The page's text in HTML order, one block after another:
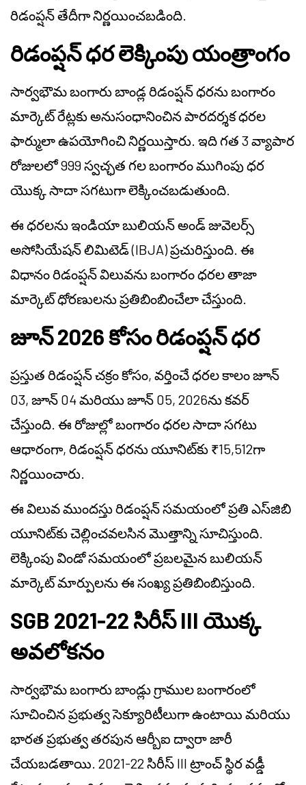
రిడంప్షన్ తేదీగా నిర్ణయించబడింది.
రిడంప్షన్ ధర లెక్కింపు యంత్రాంగం
సార్వభౌమ బంగారు బాండ్ల రిడంప్షన్ ధరను బంగారం
మార్కెట్ రేట్లకు అనుసంధానించిన పారదర్శక ధరల
ఫార్ములా ఉపయోగించి నిర్ణయిస్తారు. ఇది గత 3 వ్యాపార
రోజులలో 999 స్వచ్ఛత గల బంగారం ముగింపు ధర
యొక్క సాదా సగటుగా లెక్కించబడుతుంది.
ఈ ధరలను ఇండియా బులియన్ అండ్ జువెలర్స్
అసోసియేషన్ లిమిటెడ్ (IBJA) ప్రచురిస్తుంది. ఈ
విధానం రిడంప్షన్ విలువను బంగారం ధరల తాజా
మార్కెట్ ధోరణులను ప్రతిబింబించేలా చేస్తుంది.
జూన్ 2026 కోసం రిడంప్షన్ ధర
ప్రస్తుత రిడంప్షన్ చక్రం కోసం, వర్తించే ధరల కాలం జూన్
03, జూన్ 04 మరియు జూన్ 05, 2026ను కవర్
చేస్తుంది. ఈ రోజుల్లో బంగారం ధరల సాదా సగటు
ఆధారంగా, రిడంప్షన్ ధరను యూనిట్‌కు ₹15,512గా
నిర్ణయించారు.
ఈ విలువ ముందస్తు రిడంప్షన్ సమయంలో ప్రతి ఎస్‌జిబి
యూనిట్‌కు చెల్లించవలసిన మొత్తాన్ని సూచిస్తుంది.
లెక్కింపు విండో సమయంలో ప్రబలమైన బులియన్
మార్కెట్ మార్పులను ఈ సంఖ్య ప్రతిబింబిస్తుంది.
SGB 2021-22 సిరీస్ III యొక్క
అవలోకనం
సార్వభౌమ బంగారు బాండ్లు గ్రాముల బంగారంలో
సూచించిన ప్రభుత్వ సెక్యూరిటీలుగా ఉంటాయి మరియు
భారత ప్రభుత్వ తరపున ఆర్బీఐ ద్వారా జారీ
చేయబడతాయి. 2021-22 సిరీస్ III ట్రాంచ్ స్థిర వడ్డీ